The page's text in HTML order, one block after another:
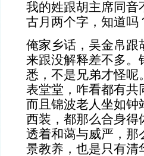
我的姓跟胡主席同音
古月两个字，知道吗
俺家乡话，吴金帛跟
来跟没解释差不多。
悉，不是兄弟才怪呢
表堂堂，咋看都有共
而且锦波老人坐如钟
西装，都那么合身得
透着和蔼与威严，那
景教养，也是只有清